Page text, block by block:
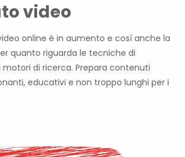
video
online è in aumento e così anche la
quanto riguarda le tecniche di
di ricerca. Prepara contenuti
educativi e non troppo lunghi per i